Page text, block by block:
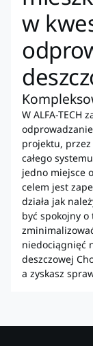
w
W ALFA-TECH
projektu,
całego
jedno miejsce
celem jest
działa jak
być spokojny o
niedociągnięć
deszczowej
a zyskasz